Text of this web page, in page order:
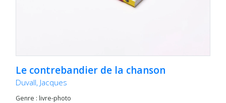
Le contrebandier de la chanson
Duvall, Jacques
Genre : livre-photo